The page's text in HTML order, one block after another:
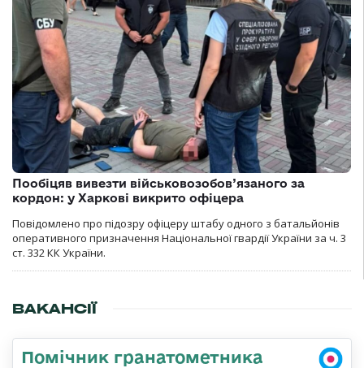
Пообіцяв вивезти військовозобов’язаного за
кордон: у Харкові викрито офіцера
Повідомлено про підозру офіцеру штабу одного з батальйонів
оперативного призначення Національної гвардії України за ч. 3
ст. 332 КК України.
ВАКАНСІЇ
Помічник гранатометника